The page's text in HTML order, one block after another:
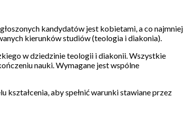
kandydatów jest kobietami, a co najmniej
kierunków studiów (teologia i diakonia).
w dziedzinie teologii i diakonii. Wszystkie
nauki. Wymagane jest wspólne
kształcenia, aby spełnić warunki stawiane przez